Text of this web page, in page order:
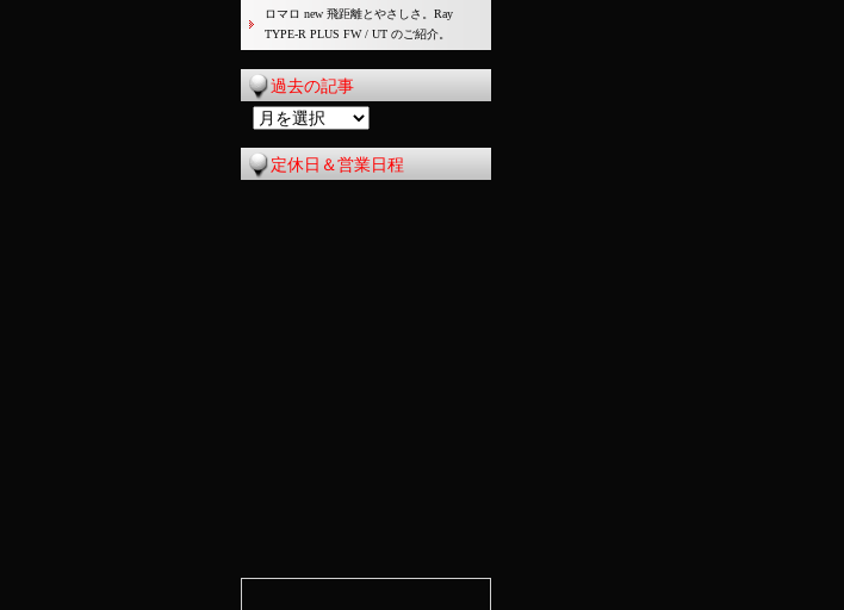
ロマロ new 飛距離とやさしさ。Ray
TYPE-R PLUS FW / UT のご紹介。
過去の記事
の
定休日＆営業日程